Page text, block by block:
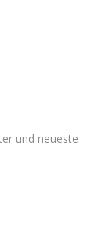
und neueste